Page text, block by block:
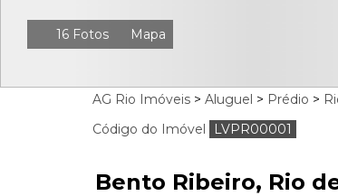
16 Fotos Mapa
AG Rio Imóveis > Aluguel > Prédio >
Código do Imóvel
LVPR00001
Bento Ribeiro, Rio